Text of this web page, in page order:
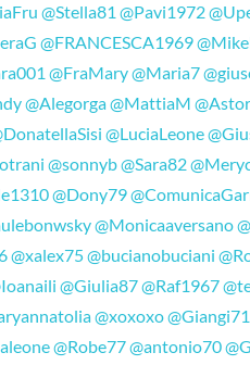
@Stella81 @Pavi1972
@FRANCESCA1969
@FraMary@Maria7
@Alegorga@MattiaM
@LuciaLeone
@sonnyb@Sara82
@Dony79
@Monicaaversano
@xalex75@bucianobuciani
@Giulia87@Raf1967
@xoxoxo@Giangi71
@Robe77@antonio70